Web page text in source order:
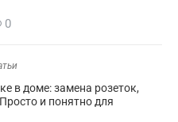
0
в доме: замена розеток,
и понятно для